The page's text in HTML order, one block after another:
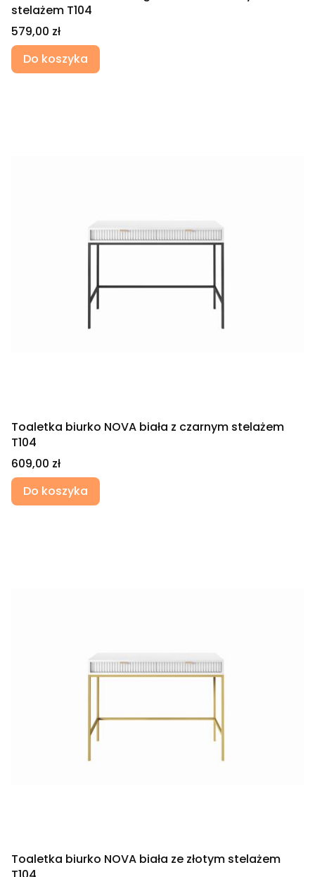
stelażem T104
Cena
579,00 zł
Do koszyka
Toaletka biurko NOVA biała z czarnym stelażem
T104
Cena
609,00 zł
Do koszyka
Toaletka biurko NOVA biała ze złotym stelażem